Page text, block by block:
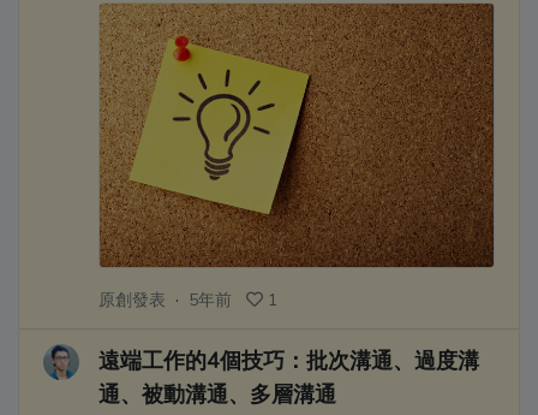
原創發表 · 5年前 1
遠端工作的4個技巧：批次溝通、過度溝
通、被動溝通、多層溝通